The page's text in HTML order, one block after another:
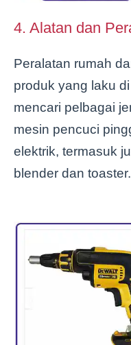
4. Alatan dan
Peralatan rumah
produk yang laku
mencari pelbagai
mesin pencuci
elektrik, termasuk
blender dan toaster.